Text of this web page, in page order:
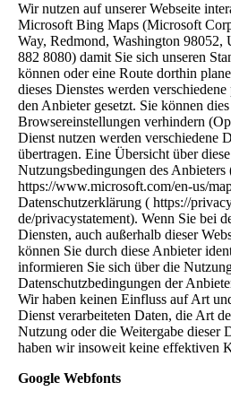
Wir nutzen auf unserer Webseite
Microsoft Bing Maps (Microsoft
Way, Redmond, Washington
882 8080) damit Sie sich unseren
können oder eine Route dorthin
dieses Dienstes werden
den Anbieter gesetzt. Sie können
Browsereinstellungen verhindern
Dienst nutzen werden verschiedene
übertragen. Eine Übersicht über
Nutzungsbedingungen des Anbieters
https://www.microsoft.com/en-us/
Datenschutzerklärung ( https://
de/privacystatement). Wenn Sie bei
Diensten, auch außerhalb dieser
können Sie durch diese Anbieter
informieren Sie sich über die
Datenschutzbedingungen der
Wir haben keinen Einfluss auf Art
Dienst verarbeiteten Daten, die Art
Nutzung oder die Weitergabe dieser
haben wir insoweit keine effektiven
Google Webfonts